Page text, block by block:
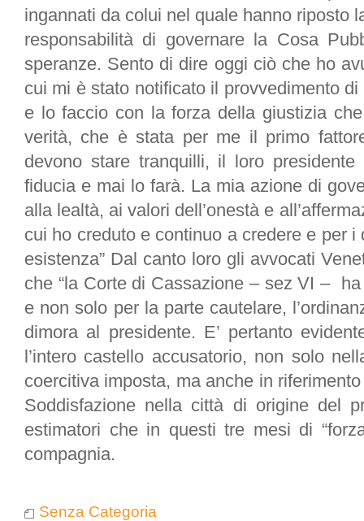
ingannati da colui nel quale hanno riposto
responsabilità di governare la Cosa
speranze. Sento di dire oggi ciò che ho
cui mi è stato notificato il provvedimento
e lo faccio con la forza della giustizia
verità, che è stata per me il primo
devono stare tranquilli, il loro
fiducia e mai lo farà. La mia azione di
alla lealtà, ai valori dell’onestà e
cui ho creduto e continuo a credere e per
esistenza” Dal canto loro gli avvocati
che “la Corte di Cassazione – sez VI –
e non solo per la parte cautelare,
dimora al presidente. E’ pertanto
l’intero castello accusatorio, non solo
coercitiva imposta, ma anche in
Soddisfazione nella città di origine del
estimatori che in questi tre mesi di
compagnia.
Senza Categoria